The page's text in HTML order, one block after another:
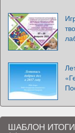
ШАБЛОН